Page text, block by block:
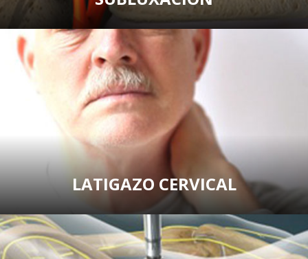
LATIGAZO CERVICAL